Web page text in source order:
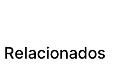
Relacionados